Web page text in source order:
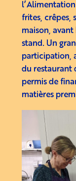
frites, crêpes,
maison,
stand. Un
participation,
du restaurant
permis de
matières